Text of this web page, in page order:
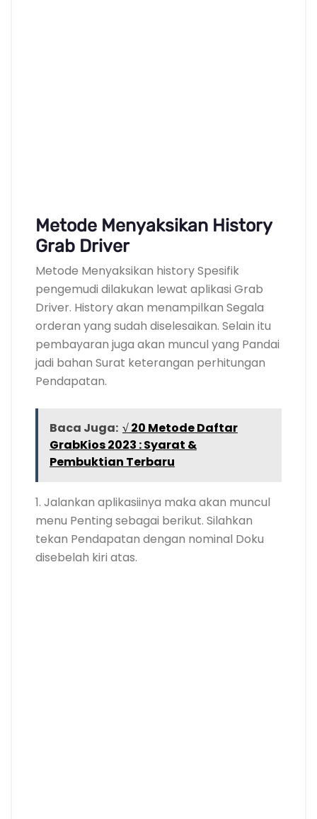
Metode Menyaksikan History
Grab Driver
Metode Menyaksikan history Spesifik
pengemudi dilakukan lewat aplikasi Grab
Driver. History akan menampilkan Segala
orderan yang sudah diselesaikan. Selain itu
pembayaran juga akan muncul yang Pandai
jadi bahan Surat keterangan perhitungan
Pendapatan.
Baca Juga: √ 20 Metode Daftar
GrabKios 2023 : Syarat &
Pembuktian Terbaru
1. Jalankan aplikasiinya maka akan muncul
menu Penting sebagai berikut. Silahkan
tekan Pendapatan dengan nominal Doku
disebelah kiri atas.